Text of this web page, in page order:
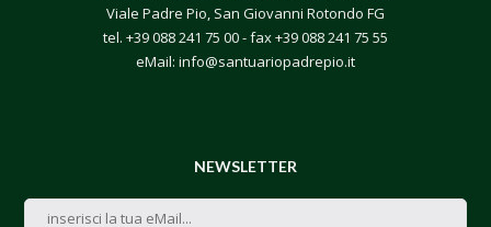
Viale Padre Pio, San Giovanni Rotondo FG
tel. +39 088 241 75 00- fax +39 088 241 75 55
eMail: info@santuariopadrepio.it
NEWSLETTER